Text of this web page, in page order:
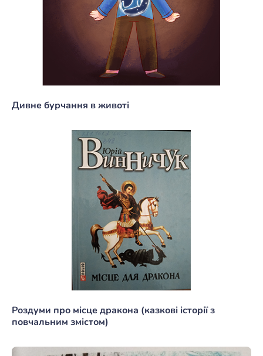
Дивне бурчання в животі
Роздуми про місце дракона (казкові історії з
повчальним змістом)